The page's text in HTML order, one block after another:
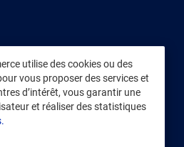
utilise des cookies ou des
vous proposer des services et
d’intérêt, vous garantir une
et réaliser des statistiques